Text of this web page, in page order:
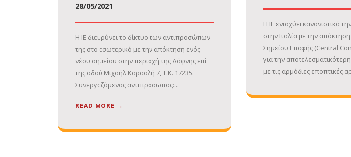
28/05/2021
Η ΙΕ διευρύνει το δίκτυο των αντιπροσώπων
της στο εσωτερικό με την απόκτηση ενός
νέου σημείου στην περιοχή της Δάφνης επί
της οδού Μιχαήλ Καραολή 7, Τ.Κ. 17235.
Συνεργαζόμενος αντιπρόσωπος:...
READ MORE →
Η ΙΕ ενισχύει κανονιστικά
στην Ιταλία με την
Σημείου Επαφής (Central
για την
με τις αρμόδιες εποπτικές